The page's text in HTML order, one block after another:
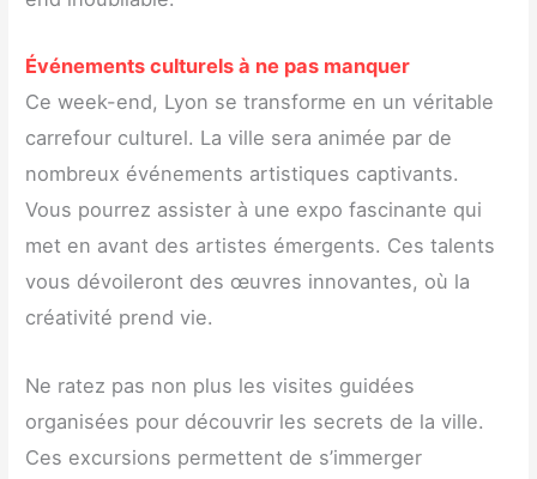
Événements culturels à ne pas manquer
Ce week-end, Lyon se transforme en un véritable
carrefour culturel. La ville sera animée par de
nombreux événements artistiques captivants.
Vous pourrez assister à une expo fascinante qui
met en avant des artistes émergents. Ces talents
vous dévoileront des œuvres innovantes, où la
créativité prend vie.
Ne ratez pas non plus les visites guidées
organisées pour découvrir les secrets de la ville.
Ces excursions permettent de s’immerger